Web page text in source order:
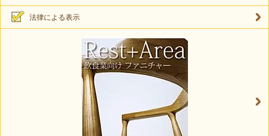
法律による表示